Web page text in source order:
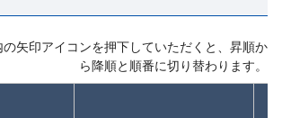
の矢印アイコンを押下していただくと、昇順か
ら降順と順番に切り替わります。